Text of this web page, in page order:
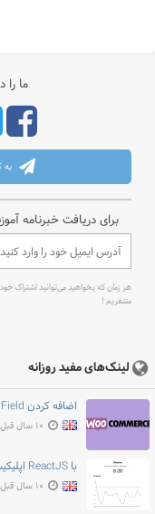
ما
به
برای دریافت خبرنامه
هر زمان که بخواهید می‌توانید اشتراک
متنفریم !
لینک‌های مفید روزانه
اضافه کردن Custom Field به محصولات در Woocommerce
۱۰ سال قبل
با ReactJS اپلیکیشن هواشناسی بسازید
۱۰ سال قبل